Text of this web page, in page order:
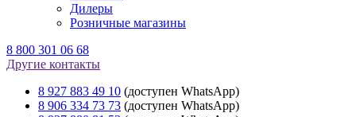
Дилеры
Розничные магазины
8 800 301 06 68
Другие контакты
8 927 883 49 10 (доступен WhatsApp)
8 906 334 73 73 (доступен WhatsApp)